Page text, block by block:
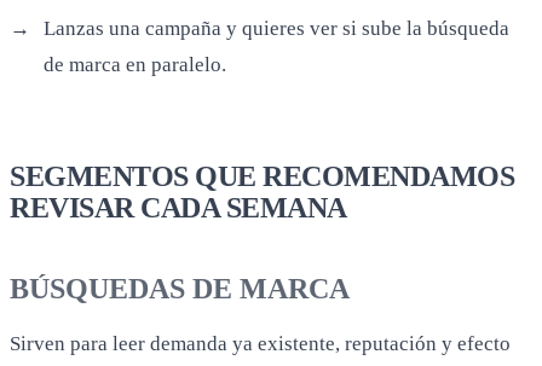
Lanzas una campaña y quieres ver si sube la búsqueda
de marca en paralelo.
SEGMENTOS QUE RECOMENDAMOS
REVISAR CADA SEMANA
BÚSQUEDAS DE MARCA
Sirven para leer demanda ya existente, reputación y efecto